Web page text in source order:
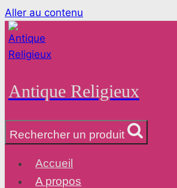
Aller au contenu
Antique Religieux
Rechercher un produit
Accueil
A propos